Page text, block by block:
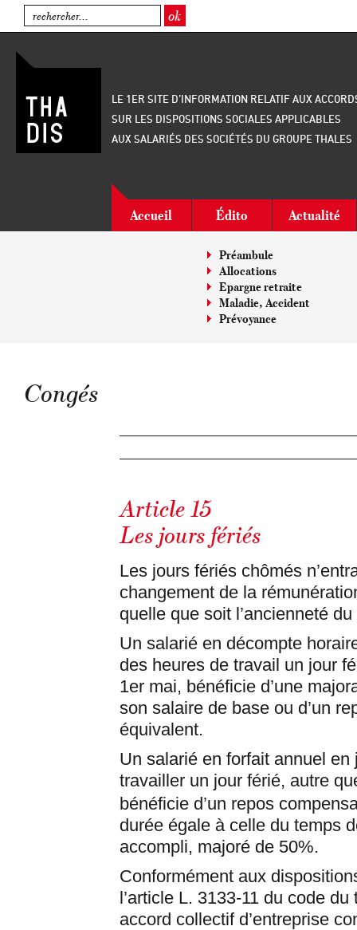
LE 1ER SITE D’INFORMATION RELATIF AUX
SUR LES DISPOSITIONS SOCIALES APPLICABLES
AUX SALARIÉS DES SOCIÉTÉS DU GROUPE THALES
Accueil Édito Actualité
Préambule
Allocations
Epargne retraite
Maladie, Accident
Prévoyance
Congés
Article 15
Les jours fériés
Les jours fériés chômés
changement de la
quelle que soit l’ancienneté
Un salarié en décompte
des heures de travail un jour
1er mai, bénéficie d’une
son salaire de base ou d’un
équivalent.
Un salarié en forfait annuel en
travailler un jour férié, autre
bénéficie d’un repos
durée égale à celle du temps
accompli, majoré de 50%.
Conformément aux
l’article L. 3133-11 du code
accord collectif d’entreprise